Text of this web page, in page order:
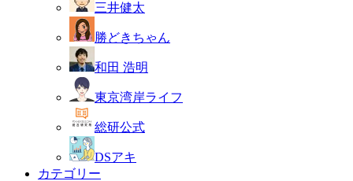
三井健太
勝どきちゃん
和田 浩明
東京湾岸ライフ
総研公式
DSアキ
カテゴリー